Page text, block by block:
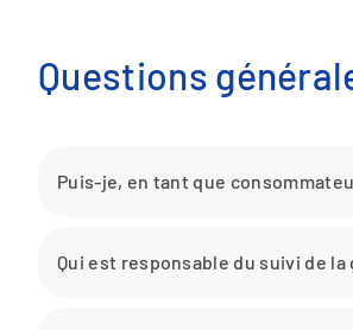
Questions
Puis-je, en tant que
Qui est responsable du suivi de la